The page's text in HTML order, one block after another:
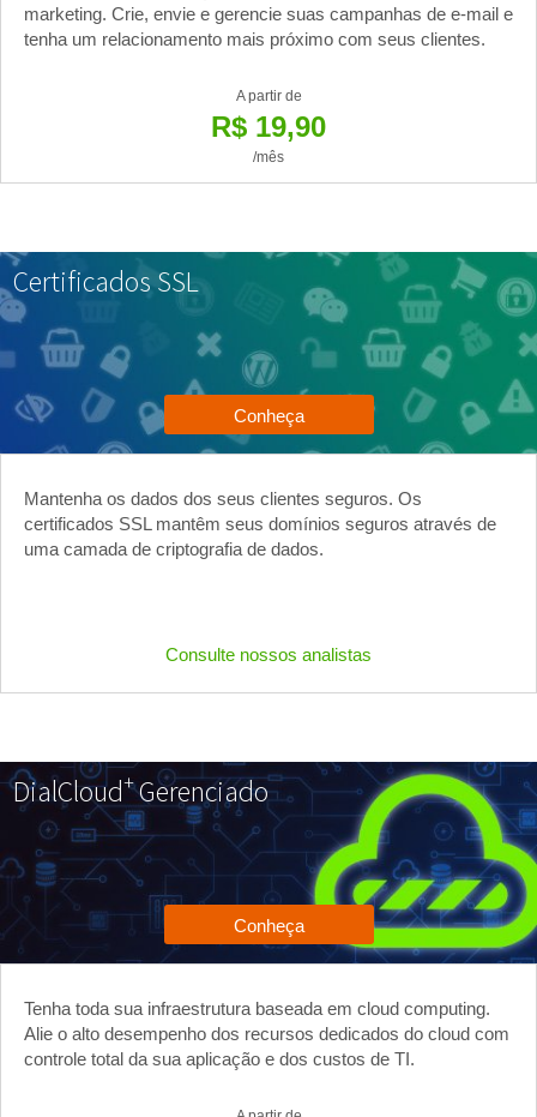
marketing. Crie, envie e gerencie suas campanhas de e-mail e
tenha um relacionamento mais próximo com seus clientes.
A partir de
R$ 19,90
/mês
Certificados SSL
Conheça
Mantenha os dados dos seus clientes seguros. Os
certificados SSL mantêm seus domínios seguros através de
uma camada de criptografia de dados.
Consulte nossos analistas
DialCloud+Gerenciado
Conheça
Tenha toda sua infraestrutura baseada em cloud computing.
Alie o alto desempenho dos recursos dedicados do cloud com
controle total da sua aplicação e dos custos de TI.